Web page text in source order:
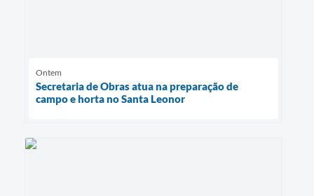
Ontem
Secretaria de Obras atua na preparação de
campo e horta no Santa Leonor